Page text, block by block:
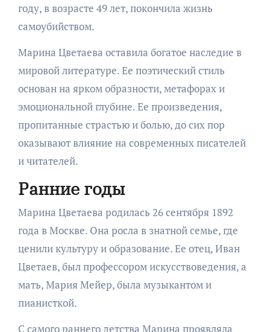
году, в возрасте 49 лет, покончила жизнь
самоубийством.
Марина Цветаева оставила богатое наследие в
мировой литературе. Ее поэтический стиль
основан на ярком образности, метафорах и
эмоциональной глубине. Ее произведения,
пропитанные страстью и болью, до сих пор
оказывают влияние на современных писателей
и читателей.
Ранние годы
Марина Цветаева родилась 26 сентября 1892
года в Москве. Она росла в знатной семье, где
ценили культуру и образование. Ее отец, Иван
Цветаев, был профессором искусствоведения, а
мать, Мария Мейер, была музыкантом и
пианисткой.
С самого раннего детства Марина проявляла